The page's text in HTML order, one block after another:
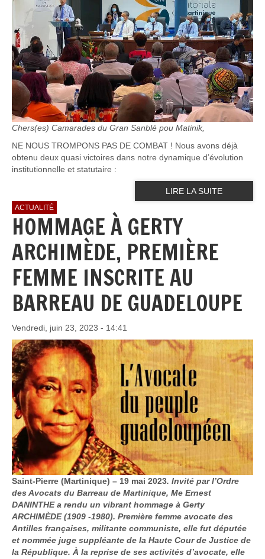
Chers(es) Camarades du Gran Sanblé pou Matinik,
NE NOUS TROMPONS PAS DE COMBAT ! Nous avons déjà
obtenu deux quasi victoires dans notre dynamique d’évolution
institutionnelle et statutaire :
LIRE LA SUITE
ACTUALITÉ
HOMMAGE À GERTY
ARCHIMÈDE, PREMIÈRE
FEMME INSCRITE AU
BARREAU DE GUADELOUPE
Vendredi, juin 23, 2023 - 14:41
Saint-Pierre (Martinique) – 19 mai 2023. Invité par l’Ordre
des Avocats du Barreau de Martinique, Me Ernest
DANINTHE a rendu un vibrant hommage à Gerty
ARCHIMÈDE (1909 -1980). Première femme avocate des
Antilles françaises, militante communiste, elle fut députée
et nommée juge suppléante de la Haute Cour de Justice de
la République. À la reprise de ses activités d’avocate, elle